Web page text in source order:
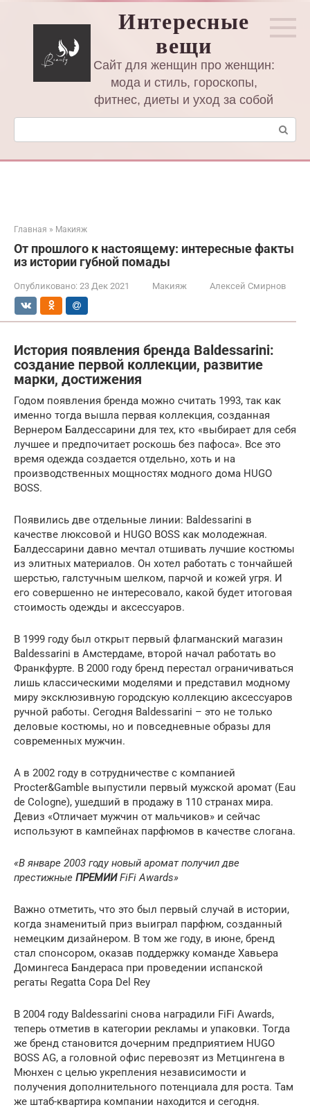
Интересные
вещи
Сайт для женщин про женщин:
мода и стиль, гороскопы,
фитнес, диеты и уход за собой
Поиск:
Главная » Макияж
От прошлого к настоящему: интересные факты
из истории губной помады
Опубликовано: 23 Дек 2021 Макияж Алексей Смирнов
История появления бренда Baldessarini:
создание первой коллекции, развитие
марки, достижения
Годом появления бренда можно считать 1993, так как
именно тогда вышла первая коллекция, созданная
Вернером Балдессарини для тех, кто «выбирает для себя
лучшее и предпочитает роскошь без пафоса». Все это
время одежда создается отдельно, хоть и на
производственных мощностях модного дома HUGO
BOSS.
Появились две отдельные линии: Baldessarini в
качестве люксовой и HUGO BOSS как молодежная.
Балдессарини давно мечтал отшивать лучшие костюмы
из элитных материалов. Он хотел работать с тончайшей
шерстью, галстучным шелком, парчой и кожей угря. И
его совершенно не интересовало, какой будет итоговая
стоимость одежды и аксессуаров.
В 1999 году был открыт первый флагманский магазин
Baldessarini в Амстердаме, второй начал работать во
Франкфурте. В 2000 году бренд перестал ограничиваться
лишь классическими моделями и представил модному
миру эксклюзивную городскую коллекцию аксессуаров
ручной работы. Сегодня Baldessarini – это не только
деловые костюмы, но и повседневные образы для
современных мужчин.
А в 2002 году в сотрудничестве с компанией
Procter&Gamble выпустили первый мужской аромат (Eau
de Cologne), ушедший в продажу в 110 странах мира.
Девиз «Отличает мужчин от мальчиков» и сейчас
используют в кампейнах парфюмов в качестве слогана.
«В январе 2003 году новый аромат получил две
престижные ПРЕМИИFiFi Awards»
Важно отметить, что это был первый случай в истории,
когда знаменитый приз выиграл парфюм, созданный
немецким дизайнером. В том же году, в июне, бренд
стал спонсором, оказав поддержку команде Хавьера
Домингеса Бандераса при проведении испанской
регаты Regatta Copa Del Rey
В 2004 году Baldessarini снова наградили FiFi Awards,
теперь отметив в категории рекламы и упаковки. Тогда
же бренд становится дочерним предприятием HUGO
BOSS AG, а головной офис перевозят из Метцингена в
Мюнхен с целью укрепления независимости и
получения дополнительного потенциала для роста. Там
же штаб-квартира компании находится и сегодня.